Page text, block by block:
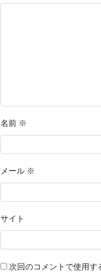
名前 ※
メール ※
サイト
次回のコメントで使用す